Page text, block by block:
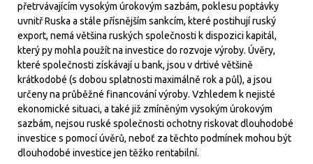
přetrvávajícím vysokým úrokovým sazbám, poklesu poptávky
uvnitř Ruska a stále přísnějším sankcím, které postihují ruský
export, nemá většina ruských společnosti k dispozici kapitál,
který py mohla použít na investice do rozvoje výroby. Úvěry,
které společnosti získávají u bank, jsou v drtivé většině
krátkodobé (s dobou splatnosti maximálně rok a půl), a jsou
určeny na průběžné financování výroby. Vzhledem k nejisté
ekonomické situaci, a také již zmíněným vysokým úrokovým
sazbám, nejsou ruské společnosti ochotny riskovat dlouhodobé
investice s pomocí úvěrů, neboť za těchto podmínek mohou být
dlouhodobé investice jen těžko rentabilní.